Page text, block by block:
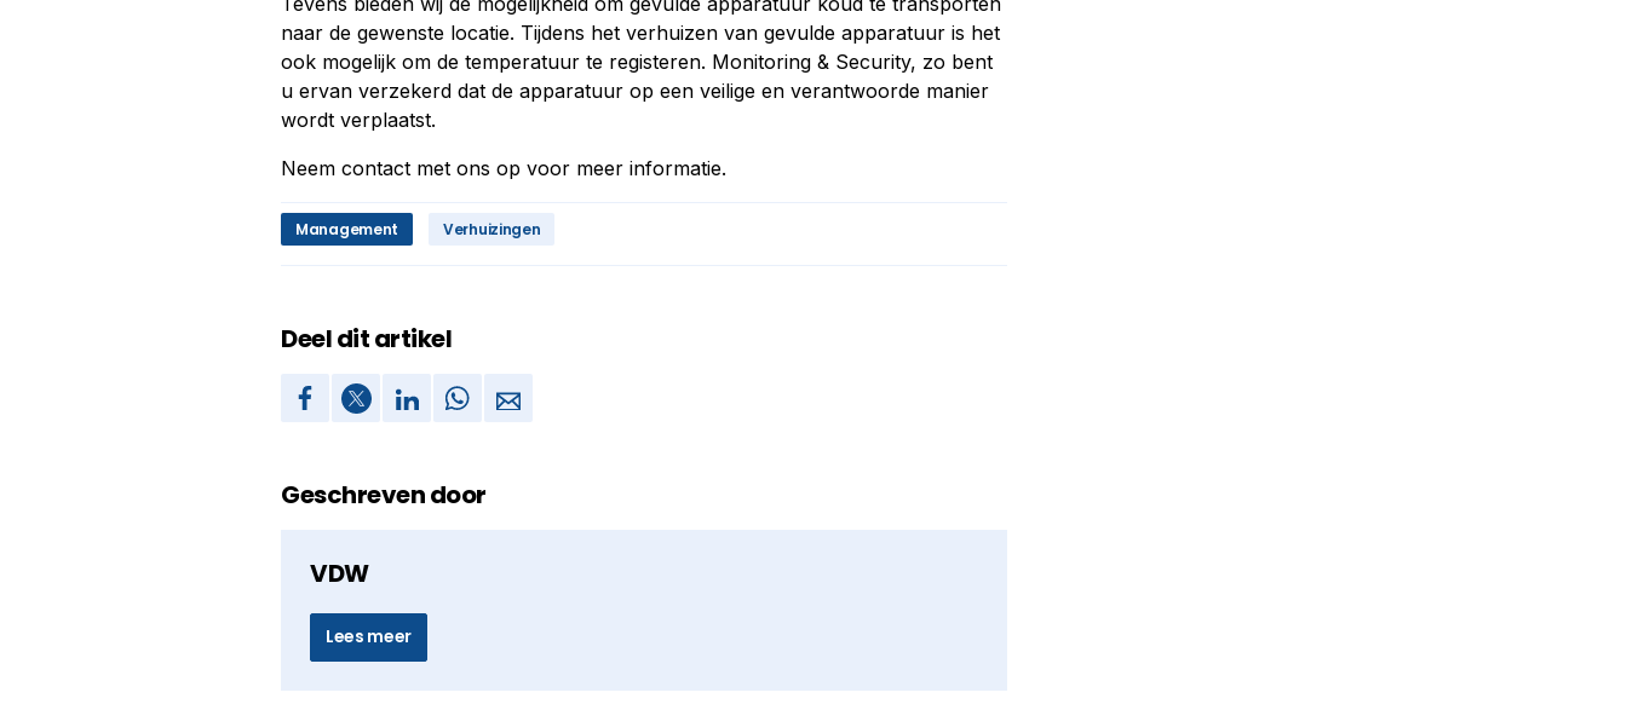
naar de gewenste locatie. Tijdens het verhuizen van gevulde apparatuur is het
ook mogelijk om de temperatuur te registeren. Monitoring & Security, zo bent
u ervan verzekerd dat de apparatuur op een veilige en verantwoorde manier
wordt verplaatst.
Neem contact met ons op voor meer informatie.
Management Verhuizingen
Deel dit artikel
Geschreven door
VDW
Lees meer